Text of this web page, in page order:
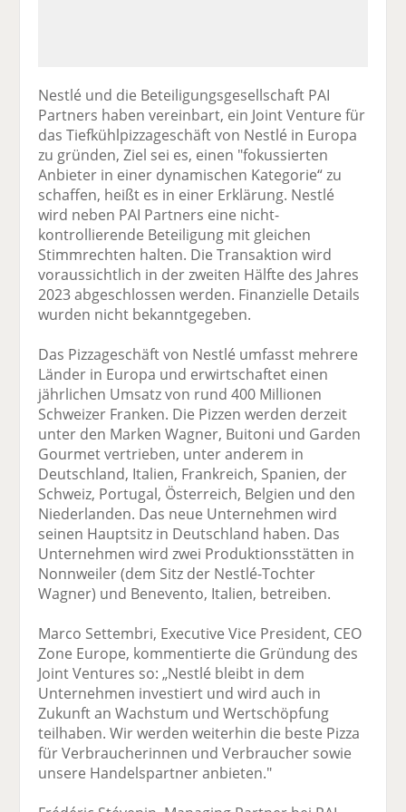
Nestlé und die Beteiligungsgesellschaft PAI
Partners haben vereinbart, ein Joint Venture für
das Tiefkühlpizzageschäft von Nestlé in Europa
zu gründen, Ziel sei es, einen "fokussierten
Anbieter in einer dynamischen Kategorie“ zu
schaffen, heißt es in einer Erklärung. Nestlé
wird neben PAI Partners eine nicht-
kontrollierende Beteiligung mit gleichen
Stimmrechten halten. Die Transaktion wird
voraussichtlich in der zweiten Hälfte des Jahres
2023 abgeschlossen werden. Finanzielle Details
wurden nicht bekanntgegeben.
Das Pizzageschäft von Nestlé umfasst mehrere
Länder in Europa und erwirtschaftet einen
jährlichen Umsatz von rund 400 Millionen
Schweizer Franken. Die Pizzen werden derzeit
unter den Marken Wagner, Buitoni und Garden
Gourmet vertrieben, unter anderem in
Deutschland, Italien, Frankreich, Spanien, der
Schweiz, Portugal, Österreich, Belgien und den
Niederlanden. Das neue Unternehmen wird
seinen Hauptsitz in Deutschland haben. Das
Unternehmen wird zwei Produktionsstätten in
Nonnweiler (dem Sitz der Nestlé-Tochter
Wagner) und Benevento, Italien, betreiben.
Marco Settembri, Executive Vice President, CEO
Zone Europe, kommentierte die Gründung des
Joint Ventures so: „Nestlé bleibt in dem
Unternehmen investiert und wird auch in
Zukunft an Wachstum und Wertschöpfung
teilhaben. Wir werden weiterhin die beste Pizza
für Verbraucherinnen und Verbraucher sowie
unsere Handelspartner anbieten."